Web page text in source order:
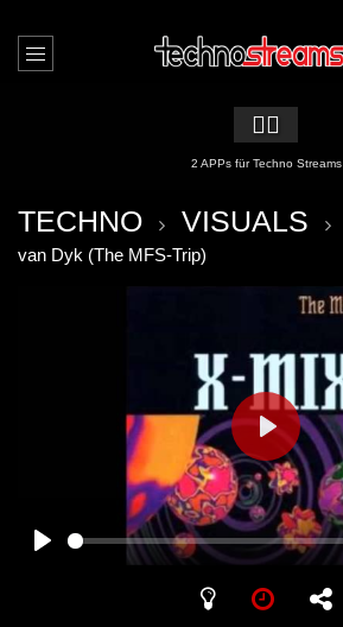
🏳️‍🌈
2 APPs für Techno Streams
TECHNO VISUALS
van Dyk (The MFS-Trip)
PLAY